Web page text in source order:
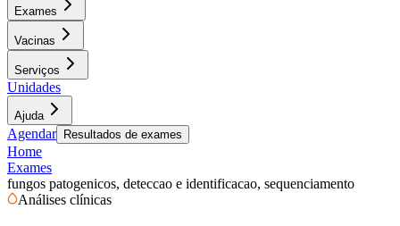
Exames
Vacinas
Serviços
Unidades
Ajuda
Agendar Resultados de exames
Home
Exames
fungos patogenicos, deteccao e identificacao, sequenciamento
Análises clínicas